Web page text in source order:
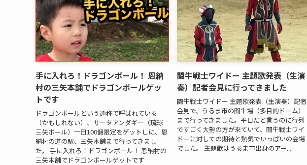
手に入れろ！ドラゴンボール！ 恩納
村の三矢本舗でドラゴンボールゲッ
トです
ドラゴンボールという通称で呼ばれている
（かもしれない）、サータアンダギー（琉球
三矢ボール）一日100個限定をゲットしに、恩
納村の道の駅、三矢本舗まで行ってきまし
た。 手に入れろ！ドラゴンボール！ 恩納村の
三矢本舗でドラゴンボールゲットです
闘牛戦士ワイドー 主題歌発表（生演
奏）記者会見に行ってきました
闘牛戦士ワイドー 主題歌発表（生演奏）記者
会見で、うるま市の闘牛場（多目的ドーム）
まで行ってきました。平日だと言うのに行列
ですごく大勢の方が来ていて、闘牛戦士ワイ
ドーに対しての期待と熱気でいっぱいの会場
でした。 主題歌はうるま市出身のアー...